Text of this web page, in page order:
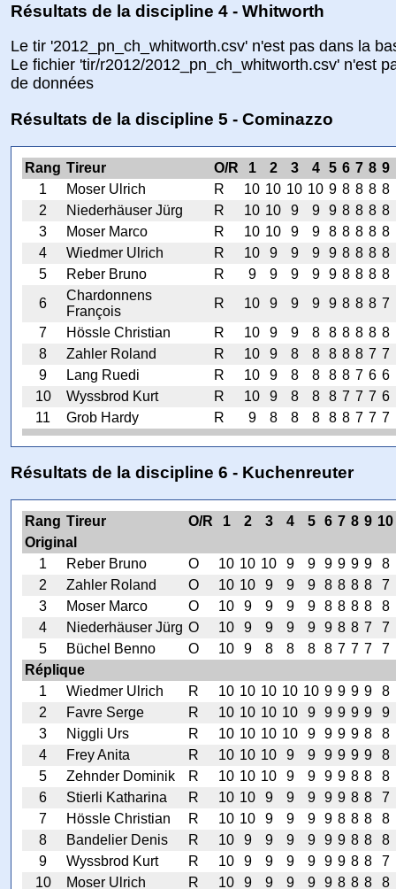
Résultats de la discipline 4 - Whitworth
Le tir '2012_pn_ch_whitworth.csv' n'est pas dans la
Le fichier 'tir/r2012/2012_pn_ch_whitworth.csv' n'est
de données
Résultats de la discipline 5 - Cominazzo
Rang Tireur O/R 1 2 3 4 5 6 7 8 9
1
Moser Ulrich R 10 10 10 10 9 8 8 8 8
2
Niederhäuser Jürg R 10 10 9 9 9 8 8 8 8
3
Moser Marco R 10 10 9 9 8 8 8 8 8
4
Wiedmer Ulrich R 10 9 9 9 9 8 8 8 8
5
Reber Bruno R 9 9 9 9 9 8 8 8 8
6
Chardonnens
François
R 10 9 9 9 9 8 8 8 7
7
Hössle Christian R 10 9 9 8 8 8 8 8 8
8
Zahler Roland R 10 9 8 8 8 8 8 7 7
9
Lang Ruedi R 10 9 8 8 8 8 7 6 6
10
Wyssbrod Kurt R 10 9 8 8 8 7 7 7 6
11
Grob Hardy R 9 8 8 8 8 8 7 7 7
Résultats de la discipline 6 - Kuchenreuter
Rang Tireur O/R 1 2 3 4 5 6 7 8 9 10
Original
1
Reber Bruno O 10 10 10 9 9 9 9 9 9
8
2
Zahler Roland O 10 10 9 9 9 8 8 8 8
7
3
Moser Marco O 10 9 9 9 9 8 8 8 8
8
4
Niederhäuser Jürg O 10 9 9 9 9 9 8 8 7
7
5
Büchel Benno O 10 9 8 8 8 8 7 7 7
7
Réplique
1
Wiedmer Ulrich R 10 10 10 10 10 9 9 9 9
8
2
Favre Serge R 10 10 10 10 9 9 9 9 9
9
3
Niggli Urs R 10 10 10 10 9 9 9 9 8
8
4
Frey Anita R 10 10 10 9 9 9 9 9 9
8
5
Zehnder Dominik R 10 10 10 9 9 9 9 8 8
8
6
Stierli Katharina R 10 10 9 9 9 9 9 8 8
7
7
Hössle Christian R 10 10 9 9 9 9 8 8 8
8
8
Bandelier Denis R 10 9 9 9 9 9 9 8 8
8
9
Wyssbrod Kurt R 10 9 9 9 9 9 9 8 8
7
10
Moser Ulrich R 10 9 9 9 9 9 8 8 8
8